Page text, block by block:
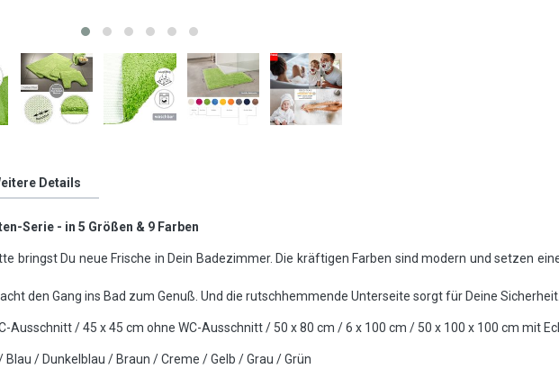
Details
Serie - in 5 Größen & 9 Farben
bringst Du neue Frische in Dein Badezimmer. Die kräftigen Farben sind modern und setzen
den Gang ins Bad zum Genuß. Und die rutschhemmende Unterseite sorgt für Deine Sicherheit.
Ausschnitt / 45 x 45 cm ohne WC-Ausschnitt / 50 x 80 cm / 6 x 100 cm / 50 x 100 x 100 cm mit
Blau / Dunkelblau / Braun / Creme / Gelb / Grau / Grün